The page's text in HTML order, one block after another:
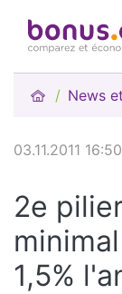
News
03.11.2011
2e
1,5%